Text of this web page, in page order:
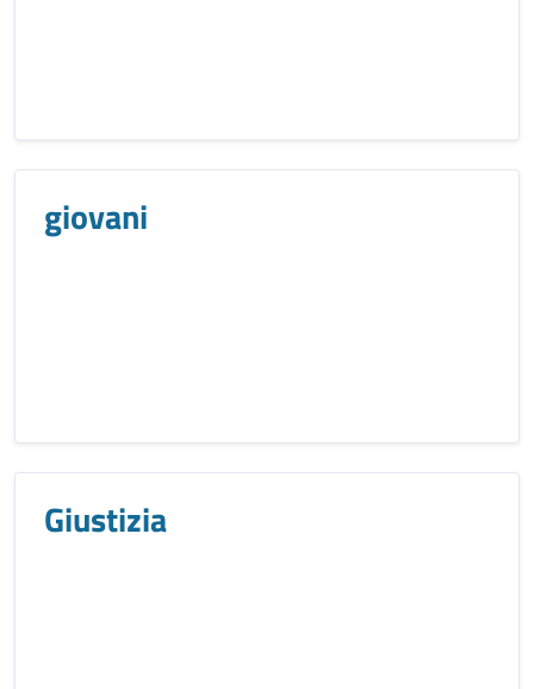
giovani
Giustizia